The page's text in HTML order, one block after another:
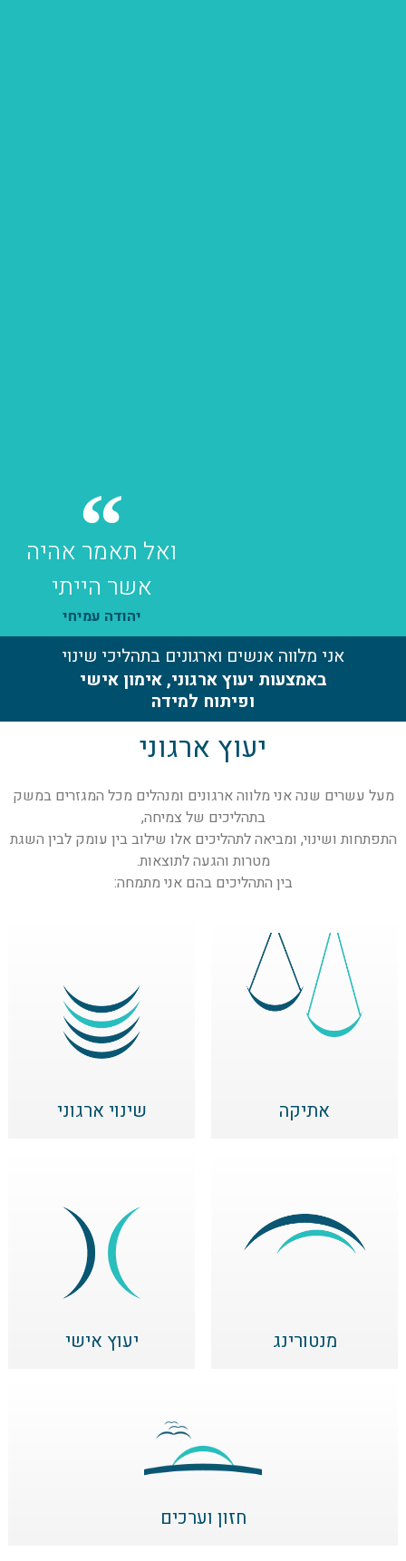
ואל תאמר אהיה
אשר הייתי
יהודה עמיחי
אני מלווה אנשים וארגונים בתהליכי שינוי
באמצעות יעוץ ארגוני, אימון אישי
ופיתוח למידה
יעוץ ארגוני
מעל עשרים שנה אני מלווה ארגונים ומנהלים מכל המגזרים במשק
בתהליכים של צמיחה,
התפתחות ושינוי, ומביאה לתהליכים אלו שילוב בין עומק לבין השגת
מטרות והגעה לתוצאות.
בין התהליכים בהם אני מתמחה:
אתיקה שינוי ארגוני
מנטורינג יעוץ אישי
חזון וערכים